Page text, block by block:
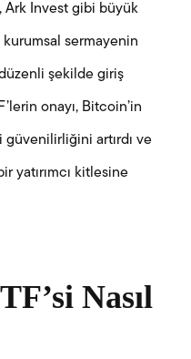
Ark Invest gibi büyük
kurumsal sermayenin
şekilde giriş
onayı, Bitcoin’in
güvenilirliğini artırdı ve
yatırımcı kitlesine
Nasıl